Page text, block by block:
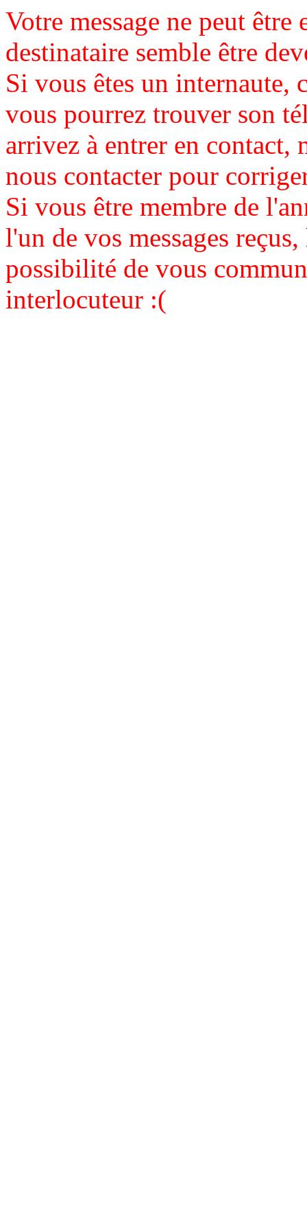
Votre message ne peut
destinataire semble être
Si vous êtes un internaute,
vous pourrez trouver son
arrivez à entrer en contact,
nous contacter pour
Si vous être membre de
l'un de vos messages
possibilité de vous
interlocuteur :(